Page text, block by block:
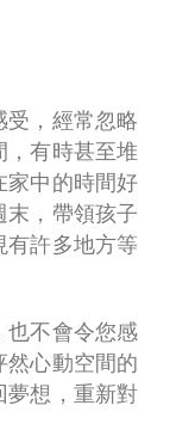
受，經常忽略
，有時甚至堆
家中的時間好
末，帶領孩子
有許多地方等
也不會令您感
然心動空間的
夢想，重新對